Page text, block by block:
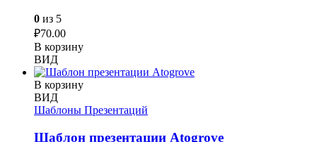
0 из 5
₽70.00
В корзину
ВИД
В корзину
ВИД
Шаблоны Презентаций
Шаблон презентации Atogrove